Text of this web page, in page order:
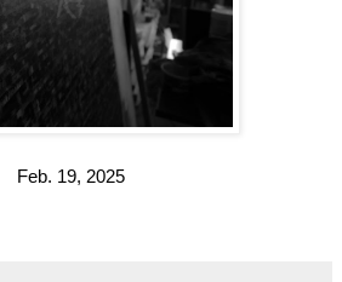
Feb. 19, 2025